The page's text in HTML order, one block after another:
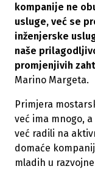
kompanije ne
usluge, već se
inženjerske
naše
promjenjivih
Marino Margeta.
Primjera
već ima mnogo,
već radili na
domaće
mladih u